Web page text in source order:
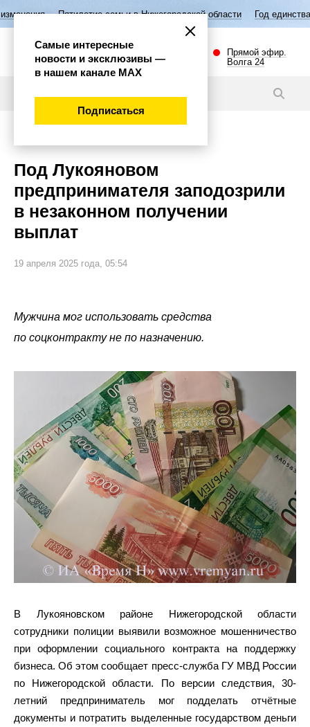
семьи в Нижегородской области Год единства народов
Прямой эфир.
Волга 24
Под Лукояновом
предпринимателя заподозрили
в незаконном получении
выплат
19 апреля 2025 года, 05:54
Мужчина мог использовать средства
по соцконтракту не по назначению.
В Лукояновском районе Нижегородской области
сотрудники полиции выявили возможное мошенничество
при оформлении социального контракта на поддержку
бизнеса. Об этом сообщает пресс-служба ГУ МВД России
по Нижегородской области. По версии следствия, 30-
летний предприниматель мог подделать отчётные
документы и потратить выделенные государством деньги
Самые интересные
новости и эксклюзивы —
в нашем канале МАХ
Подписаться